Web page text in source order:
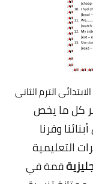
الترم الثانى
كل ما يخص
وفرنا
التعليمية
قمة في